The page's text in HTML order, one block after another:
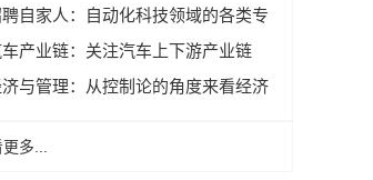
考
自家人：自动化科技领域的各类专
人才需求资讯
产业链：关注汽车上下游产业链
与管理：从控制论的角度来看经济
多...